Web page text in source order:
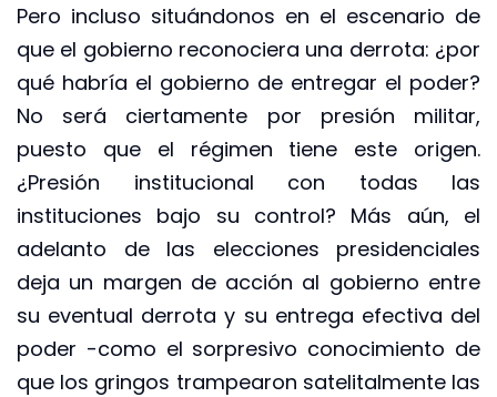
Pero incluso situándonos en el escenario de
que el gobierno reconociera una derrota: ¿por
qué habría el gobierno de entregar el poder?
No será ciertamente por presión militar,
puesto que el régimen tiene este origen.
¿Presión institucional con todas las
instituciones bajo su control? Más aún, el
adelanto de las elecciones presidenciales
deja un margen de acción al gobierno entre
su eventual derrota y su entrega efectiva del
poder -como el sorpresivo conocimiento de
que los gringos trampearon satelitalmente las